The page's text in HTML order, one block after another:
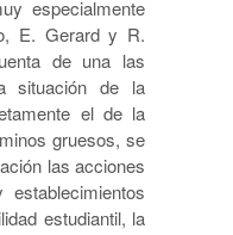
especialmente
E. Gerard y R.
de una las
situación de la
el de la
gruesos, se
las acciones
estudiantil, la